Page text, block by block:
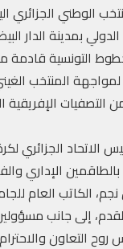
الوطني الجزائري
بمدينة الدار
التونسية قادمة
المنتخب
من التصفيات
الاتحاد الجزائري
الإداري
الكاتب العام
إلى جانب
التعاون والاحترام